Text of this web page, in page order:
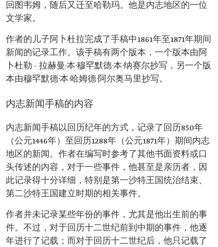
回图韦姆，随后又迁至哈勒玛。他是内志地区的一位
文学家。
作者的儿子阿卜杜拉完成了手稿中1861年至1871年期间
新闻的记录工作。该手稿有两个版本，一个版本由阿
卜杜勒 - 拉赫曼·本·穆罕默德·本·纳赛尔抄写，另一个版
本由穆罕默德·本·哈姆德·阿尔奥马里抄写。
内志新闻手稿的内容
内志新闻手稿以回历纪年的方式，记录了回历850年
（公元1446年）至回历1288年（公元1871年）期间内志
地区的新闻。作者在编写时参考了其他书面资料或口
头传述的内容，对于一些事件，他甚至是亲历者，因
此记录得十分详细，特别是第一沙特王国统治结束、
第二沙特王国建立时期的相关事件。
作者并未记录某些年份的事件，尤其是他出生前的事
件。不过，对于回历十二世纪前到中期的事件，他逐
年进行了记载；而对于回历十二世纪后，他只记载了